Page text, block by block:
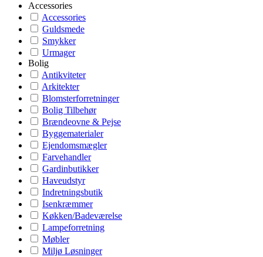
Accessories
Accessories
Guldsmede
Smykker
Urmager
Bolig
Antikviteter
Arkitekter
Blomsterforretninger
Bolig Tilbehør
Brændeovne & Pejse
Byggematerialer
Ejendomsmægler
Farvehandler
Gardinbutikker
Haveudstyr
Indretningsbutik
Isenkræmmer
Køkken/Badeværelse
Lampeforretning
Møbler
Miljø Løsninger